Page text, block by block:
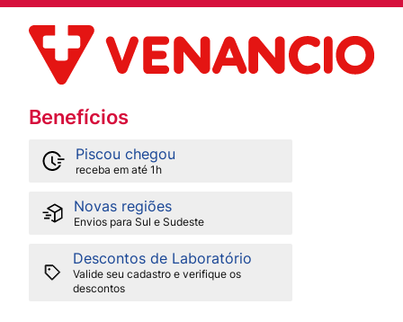
Benefícios
Piscou chegou
receba em até 1h
Novas regiões
Envios para Sul e Sudeste
Descontos de Laboratório
Valide seu cadastro e verifique os
descontos